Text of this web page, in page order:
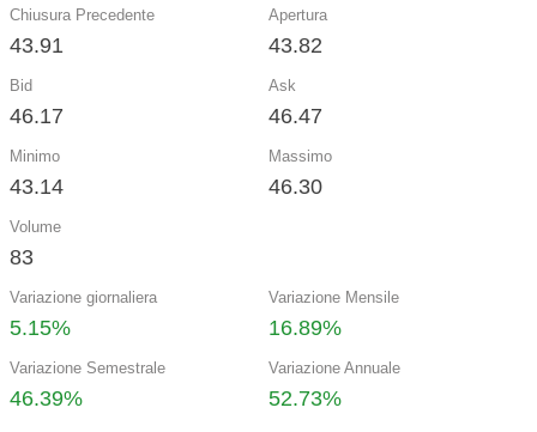
Chiusura Precedente
43.91
Apertura
43.82
Bid
46.17
Ask
46.47
Minimo
43.14
Massimo
46.30
Volume
83
Variazione giornaliera
5.15%
Variazione Mensile
16.89%
Variazione Semestrale
46.39%
Variazione Annuale
52.73%